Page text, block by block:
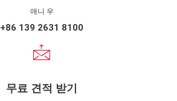
애니 우
+86 139 2631 8100
무료 견적 받기